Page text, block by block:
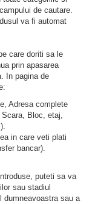
de cautare.
va fi automat
care doriti sa le
prin apasarea
In pagina de
Adresa complete
Bloc, etaj,
in care veti plati
bancar).
puteti sa va
sau stadiul
dumneavoastra sau a